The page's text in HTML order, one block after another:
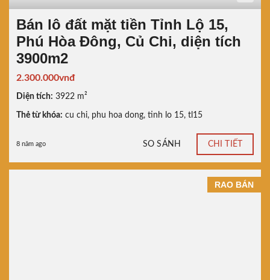
Bán lô đất mặt tiền Tỉnh Lộ 15,
Phú Hòa Đông, Củ Chi, diện tích
3900m2
2.300.000vnđ
Diện tích: 3922 m²
Thẻ từ khóa: cu chi, phu hoa dong, tinh lo 15, tl15
8 năm ago SO SÁNH CHI TIẾT
RAO BÁN